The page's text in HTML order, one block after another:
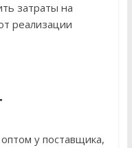
затраты на
реализации
у поставщика,